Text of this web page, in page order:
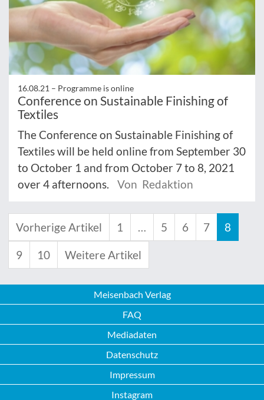
16.08.21 – Programme is online
Conference on Sustainable Finishing of
Textiles
The Conference on Sustainable Finishing of
Textiles will be held online from September 30
to October 1 and from October 7 to 8, 2021
over 4 afternoons.
Von Redaktion
Vorherige Artikel 1 … 5 6 7 8
9 10 Weitere Artikel
Meisenbach Verlag
FAQ
Mediadaten
Datenschutz
Impressum
Instagram